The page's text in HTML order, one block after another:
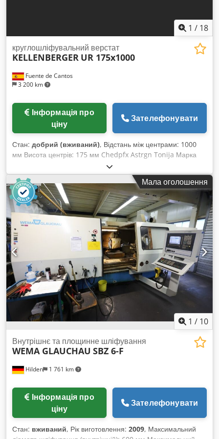
1 / 18
Fuente de Cantos
3 200 km
круглошліфувальний верстат
KELLENBERGER UR 175x1000
ціну
Зателефонувати
Стан: добрий (вживаний), Відстань між центрами: 1000
мм Висота центрів: 175 мм Chedpfx Astrgn Tonija Марка
ЧПУ: FANUC Модель ЧПУ: Oi-TD
Мала оголошення
1 / 10
Hilden 1 761 km
Внутрішнє та площинне шліфування
WEMA GLAUCHAU SBZ 6-F
ціну
Зателефонувати
Стан: вживаний, Рік виготовлення: 2009, Максимальний